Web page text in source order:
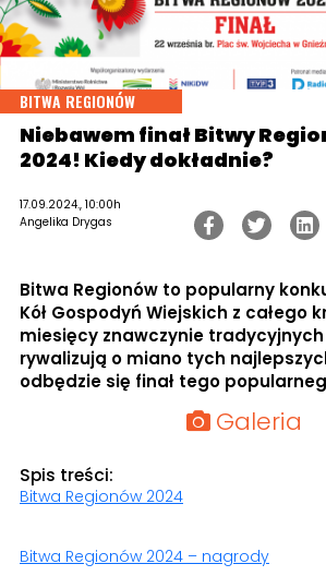
BITWA REGIONÓW
Niebawem finał Bitwy
2024! Kiedy dokładnie?
17.09.2024., 10:00h
Angelika Drygas
Bitwa Regionów to popularny
Kół Gospodyń Wiejskich z całego
miesięcy znawczynie
rywalizują o miano tych
odbędzie się finał tego
Galeria
Spis treści:
Bitwa Regionów 2024
Bitwa Regionów 2024 – nagrody